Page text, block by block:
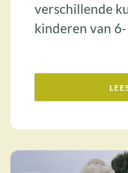
verschillende
kinderen van 6-